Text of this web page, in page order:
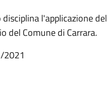
l'applicazione
del Comune di Carrara.
2021